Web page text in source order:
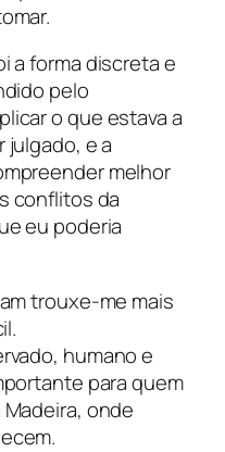
a forma discreta e
pelo
o que estava a
e a
melhor
conflitos da
eu poderia
trouxe-me mais
humano e
para quem
onde